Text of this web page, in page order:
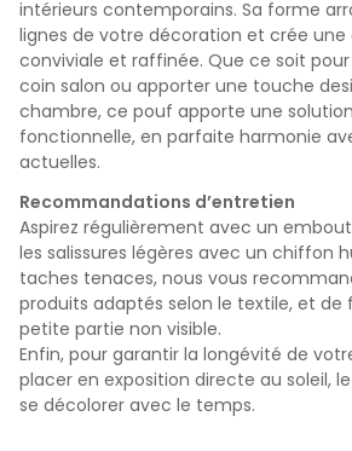
intérieurs contemporains. Sa forme
lignes de votre décoration et crée
conviviale et raffinée. Que ce soit
coin salon ou apporter une touche
chambre, ce pouf apporte une
fonctionnelle, en parfaite harmonie
actuelles.
Recommandations d’entretien
Aspirez régulièrement avec un
les salissures légères avec un chiffon
taches tenaces, nous vous
produits adaptés selon le textile, et de
petite partie non visible.
Enfin, pour garantir la longévité de
placer en exposition directe au soleil,
se décolorer avec le temps.